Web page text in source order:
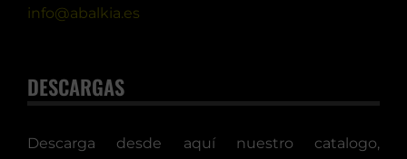
info@abalkia.es
DESCARGAS
Descarga desde aquí nuestro catalogo,